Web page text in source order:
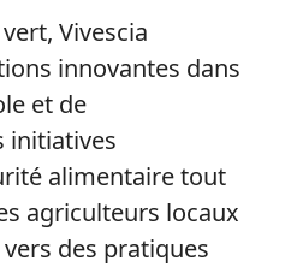
Vivescia
innovantes dans
et de
initiatives
alimentaire tout
agriculteurs locaux
des pratiques